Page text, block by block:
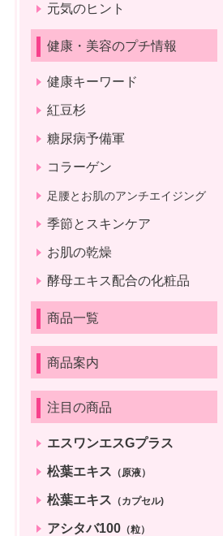
元気のヒント
健康・美容のプチ情報
健康キーワード
紅豆杉
糖尿病予備軍
コラーゲン
足腰とお肌のアンチエイジング
季節とスキンケア
お肌の乾燥
酵母エキス配合の化粧品
商品一覧
商品案内
注目の商品
エスワンエスGプラス
松葉エキス （原液）
松葉エキス （カプセル)
アシタバ100 （粒）